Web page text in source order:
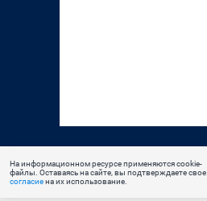
На информационном ресурсе применяются cookie-
файлы. Оставаясь на сайте, вы подтверждаете свое
согласиена их использование.